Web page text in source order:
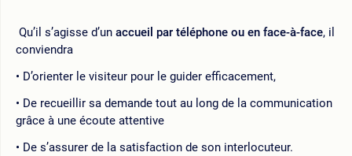
Qu’il s’agisse d’un accueil par téléphone ou en face-à-face, il
conviendra
D’orienter le visiteur pour le guider efficacement,
De recueillir sa demande tout au long de la communication
grâce à une écoute attentive
De s’assurer de la satisfaction de son interlocuteur.